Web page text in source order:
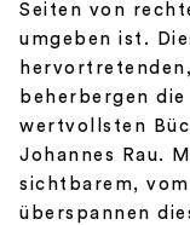
Seiten von
umgeben ist.
beherbergen
wertvollsten
Johannes Rau.
sichtbarem,
überspannen